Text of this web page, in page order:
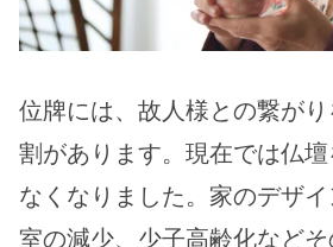
位牌には、故人様との繋が
割があります。現在では仏
なくなりました。家のデザ
室の減少、少子高齢化など